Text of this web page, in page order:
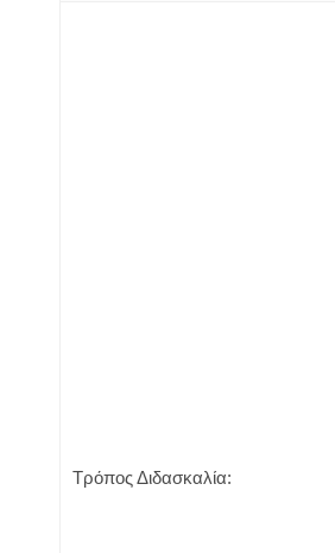
Τρόπος Διδασκαλία: